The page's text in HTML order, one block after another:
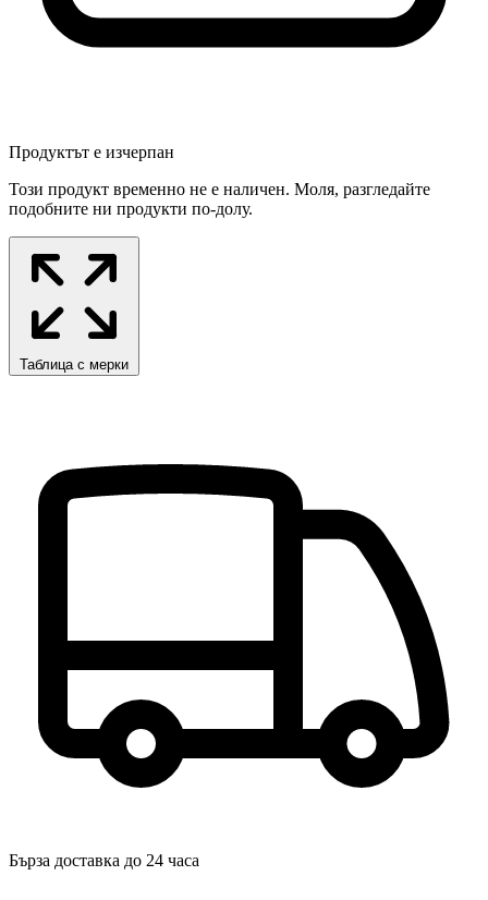
Продуктът е изчерпан
Този продукт временно не е наличен. Моля, разгледайте
подобните ни продукти по-долу.
Таблица с мерки
Бърза доставка до 24 часа